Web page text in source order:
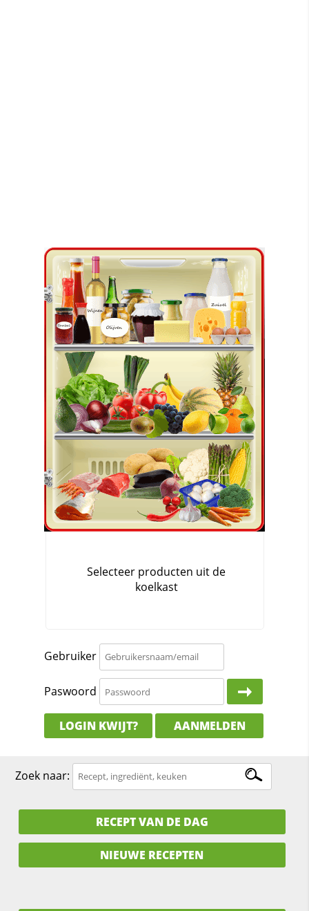
Gebruiker
Paswoord
LOGIN KWIJT? AANMELDEN
Zoek naar:
RECEPT VAN DE DAG
NIEUWE RECEPTEN